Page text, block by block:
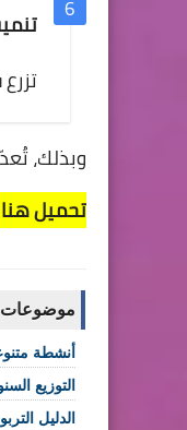
وبذلك،
تحميل هنا
موضوعات
أنشطة متنوعة
التوزيع
الدليل